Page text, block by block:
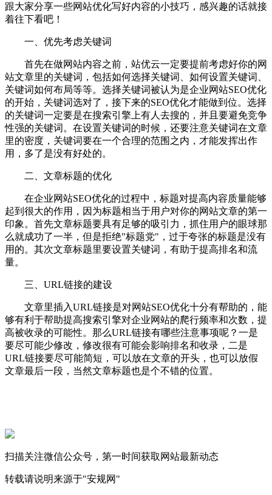
跟大家分享一些网站优化写好内容的小技巧，感兴趣的话就接
着往下看吧！
一、优先考虑关键词
首先在做网站内容之前，站优云一定要提前考虑好你的网
站文章里的关键词，包括如何选择关键词、如何设置关键词、
关键词如何布局等等。选择关键词被认为是企业网站SEO优化
的开始，关键词选对了，接下来的SEO优化才能做到位。选择
的关键词一定要是在搜索引擎上有人去搜的，并且要避免竞争
性强的关键词。在设置关键词的时候，还要注意关键词在文章
里的密度，关键词要在一个合理的范围之内，才能发挥出作
用，多了是没有好处的。
二、文章标题的优化
在企业网站SEO优化的过程中，标题对提高内容质量能够
起到很大的作用，因为标题相当于用户对你的网站文章的第一
印象。首先文章标题要具有足够的吸引力，抓住用户的眼球那
么就成功了一半，但是拒绝"标题党"，过于夸张的标题是没有
用的。其次文章标题里要设置关键词，有助于提高排名和流
量。
三、URL链接的建设
文章里插入URL链接是对网站SEO优化十分有帮助的，能
够有利于帮助提高搜索引擎对企业网站的爬行频率和次数，提
高被收录的可能性。那么URL链接有哪些注意事项呢？一是
要尽可能少修改，修改很有可能会影响排名和收录，二是
URL链接要尽可能简短，可以放在文章的开头，也可以放假
文章最后一段，当然文章标题也是个不错的位置。
扫描关注微信公众号，第一时间获取网站最新动态
转载请说明来源于"安规网"